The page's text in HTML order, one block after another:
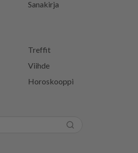
Treffit
Viihde
Horoskooppi
Sanakirja